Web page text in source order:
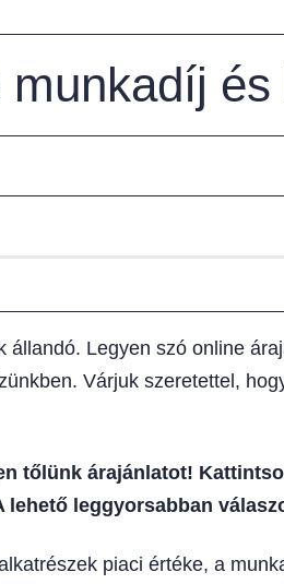
Legyen szó online
Várjuk szeretettel,
tőlünk árajánlatot!
leggyorsabban
piaci értéke, a